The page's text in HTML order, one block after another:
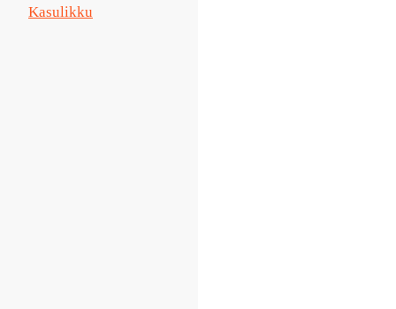
Kasulikku